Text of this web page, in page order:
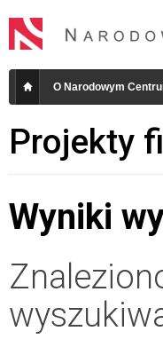
O Narodowym
Projekty
Wyniki